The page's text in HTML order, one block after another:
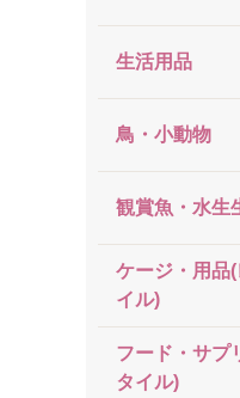
生活用品
鳥・小動物
観賞魚・水生
ケージ・用品(
イル)
フード・サプ
タイル)